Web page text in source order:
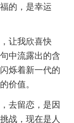
的，是幸运
让我欣喜快
中流露出的含
烁着新一代的
价值。
去留恋，是因
战，现在是人